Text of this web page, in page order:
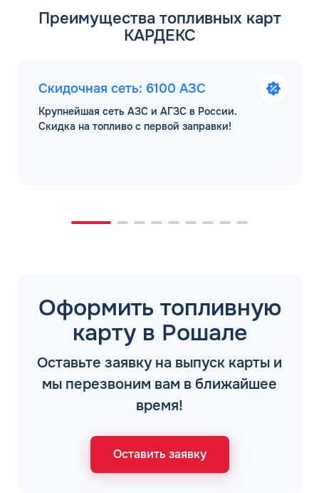
Преимущества топливных карт
КАРДЕКС
Скидочная сеть: 6100 АЗС
Крупнейшая сеть АЗС и АГЗС в России.
Скидка на топливо с первой заправки!
Оформить топливную
карту в Рошале
Оставьте заявку на выпуск карты и
мы перезвоним вам в ближайшее
время!
Оставить заявку